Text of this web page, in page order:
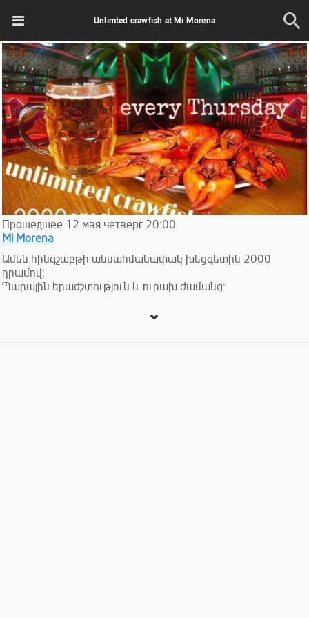
Unlimted crawfish at Mi Morena
Прошедшее 12 мая четверг 20:00
Mi Morena
Ամեն հինգշաբթի անսահմանափակ խեցգետին 2000
դրամով:
Պարային երաժշտություն և ուրախ ժամանց: